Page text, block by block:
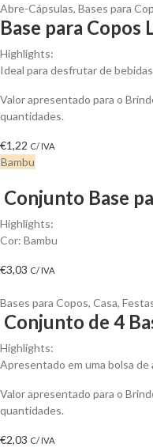
Abre-Cápsulas, Bases para
Base para Copos
Highlights:
Ideal para desfrutar de
Valor apresentado para o
quantidades.
€1,22 C/ IVA
Bambu
Conjunto Base
Highlights:
Cor: Bambu
€3,03 C/ IVA
Bases para Copos, Casa,
Conjunto de 4
Highlights:
Apresentado em uma bolsa
Valor apresentado para o
quantidades.
€2,03 C/ IVA